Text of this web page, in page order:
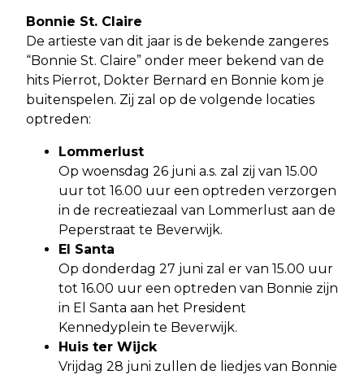
Bonnie St. Claire
De artieste van dit jaar is de bekende zangeres
“Bonnie St. Claire” onder meer bekend van de
hits Pierrot, Dokter Bernard en Bonnie kom je
buitenspelen. Zij zal op de volgende locaties
optreden:
Lommerlust
Op woensdag 26 juni a.s. zal zij van 15.00
uur tot 16.00 uur een optreden verzorgen
in de recreatiezaal van Lommerlust aan de
Peperstraat te Beverwijk.
El Santa
Op donderdag 27 juni zal er van 15.00 uur
tot 16.00 uur een optreden van Bonnie zijn
in El Santa aan het President
Kennedyplein te Beverwijk.
Huis ter Wijck
Vrijdag 28 juni zullen de liedjes van Bonnie